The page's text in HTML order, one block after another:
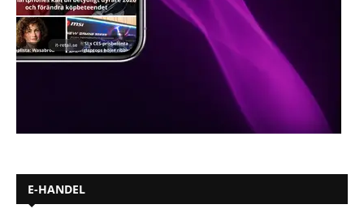
E-HANDEL